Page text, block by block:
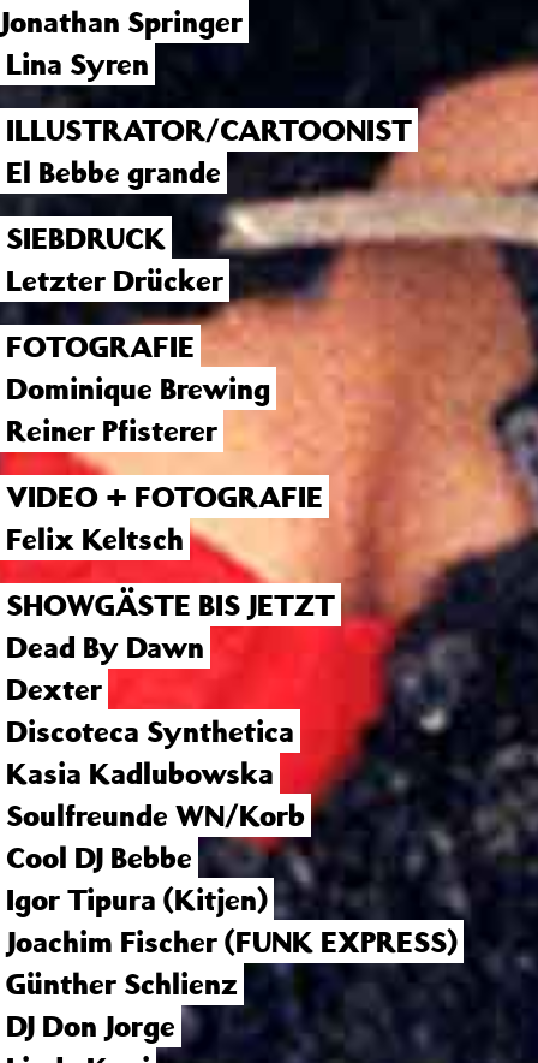
Jonathan Springer
Lina Syren
ILLUSTRATOR/CARTOONIST
El Bebbe grande
SIEBDRUCK
Letzter Drücker
FOTOGRAFIE
Dominique Brewing
Reiner Pfisterer
VIDEO + FOTOGRAFIE
Felix Keltsch
SHOWGÄSTE BIS JETZT
Dead By Dawn
Dexter
Discoteca Synthetica
Kasia Kadlubowska
Soulfreunde WN/Korb
Cool DJ Bebbe
Igor Tipura (Kitjen)
Joachim Fischer (FUNK EXPRESS)
Günther Schlienz
DJ Don Jorge